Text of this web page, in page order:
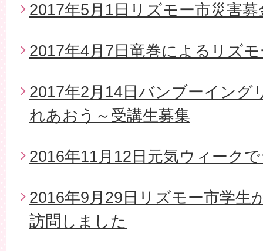
2017年5月1日リズモー市災害
2017年4月7日竜巻によるリズ
2017年2月14日バンブーイング
れあおう～受講生募集
2016年11月12日元気ウィーク
2016年9月29日リズモー市学生
訪問しました